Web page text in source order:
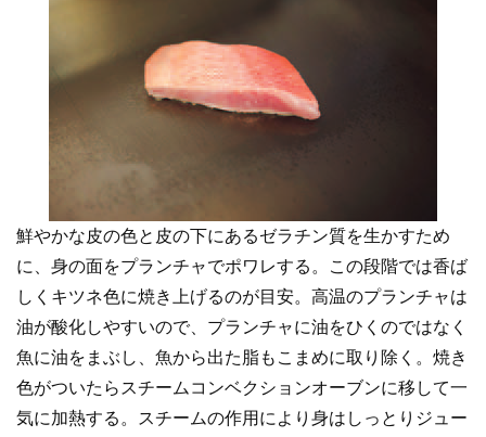
鮮やかな皮の色と皮の下にあるゼラチン質を生かすため
に、身の面をプランチャでポワレする。この段階では香ば
しくキツネ色に焼き上げるのが目安。高温のプランチャは
油が酸化しやすいので、プランチャに油をひくのではなく
魚に油をまぶし、魚から出た脂もこまめに取り除く。焼き
色がついたらスチームコンベクションオーブンに移して一
気に加熱する。スチームの作用により身はしっとりジュー